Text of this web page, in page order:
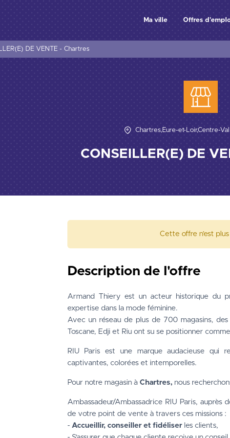
Ma ville Offres
DE VENTE - Chartres
Chartres,Eure-et-Loir,Centre-
CONSEILLER(E) DE
Cette offre n’est
Description de l'offre
Armand Thiery est un acteur historique du
expertise dans la mode féminine.
Avec un réseau de plus de 700 magasins,
Toscane, Edji et Riu ont su se positionner
RIU Paris est une marque audacieuse qui
captivantes, colorées et intemporelles.
Pour notre magasin à Chartres, nous
Ambassadeur/Ambassadrice RIU Paris,
de votre point de vente à travers ces missions :
- Accueillir, conseiller et fidéliser les clients,